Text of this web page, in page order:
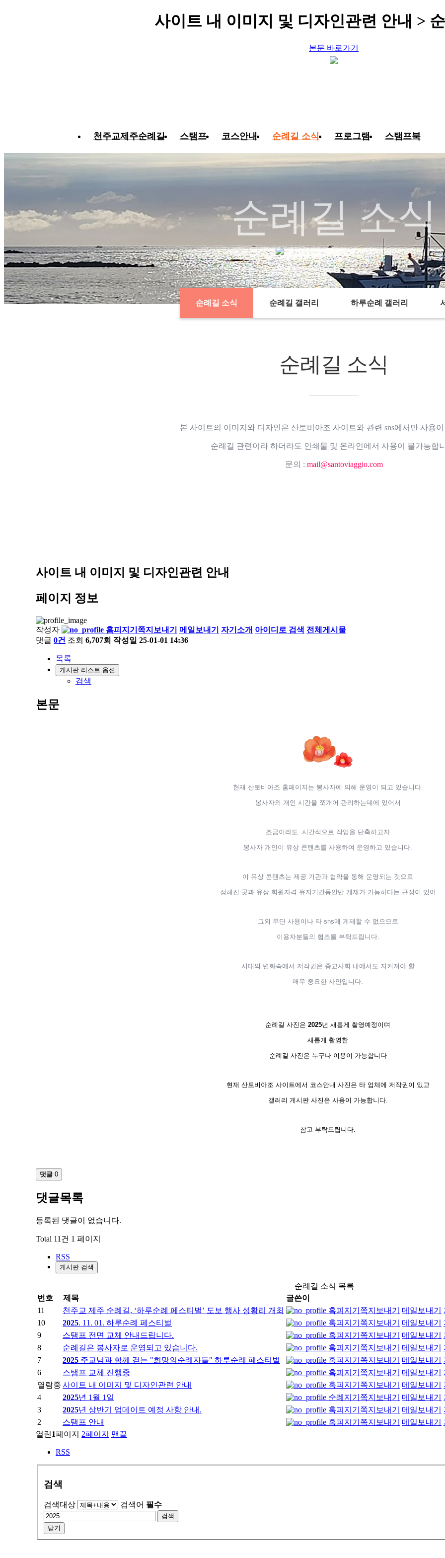
사이트 내 이미지 및 디자인관련 안내 >
본문 바로가기
천주교제주순례길 스탬프 코스안내 순례길 소식 프로그램 스탬프북
순례길 소식
chevron_right 순례길 소식 chevron_right 순례길 소식
순례길 소식 순례길 갤러리 하루순례 갤러리
순례길 소식
본 사이트의 이미지와 디자인은 산토비아조 사이트와 관련 sns에서만 사용
순례길 관련이라 하더라도 인쇄물 및 온라인에서 사용이 불가능합
문의 : mail@santoviaggio.com
사이트 내 이미지 및 디자인관련 안내
페이지 정보
작성자 홈피지기 쪽지보내기 메일보내기 자기소개 아이디로 검색 전체게시물
댓글 0건 조회 6,707회 작성일 25-01-01 14:36
목록
게시판 리스트 옵션
검색
본문
현재 산토비아조 홈페이지는 봉사자에 의해 운영이 되고 있습니다.
봉사자의 개인 시간을 쪼개어 관리하는데에 있어서
조금이라도 시간적으로 작업을 단축하고자
봉사자 개인이 유상 콘텐츠를 사용하여 운영하고 있습니다.
이 유상 콘텐츠는 제공 기관과 협약을 통해 운영되는 것으로
정해진 곳과 유상 회원자격 유지기간동안만 게재가 가능하다는 규정이 있어
그외 무단 사용이나 타 sns에 게재할 수 없으므로
이용자분들의 협조를 부탁드립니다.
시대의 변화속에서 저작권은 종교사회 내에서도 지켜져야 할
매우 중요한 사안입니다.
순례길 사진은 2025년 새롭게 촬영예정이며
새롭게 촬영한
순례길 사진은 누구나 이용이 가능합니다
현재 산토비아조 사이트에서 코스안내 사진은 타 업체에 저작권이 있고
갤러리 게시판 사진은 사용이 가능합니다.
참고 부탁드립니다.
댓글 0
댓글목록
등록된 댓글이 없습니다.
Total 11건 1 페이지
RSS
게시판 검색
순례길 소식 목록
번호
제목
글쓴이
11
천주교 제주 순례길, ‘하루순례 페스티벌’ 도보 행사 성황리 개최 홈피지기 쪽지보내기 메일보내기
10
2025. 11. 01. 하루순례 페스티벌 홈피지기 쪽지보내기 메일보내기
9
스탬프 전면 교체 안내드립니다. 홈피지기 쪽지보내기 메일보내기
8
순례길은 봉사자로 운영되고 있습니다. 홈피지기 쪽지보내기 메일보내기
7
2025 주교님과 함께 걷는 "희망의순례자들" 하루순례 페스티벌 홈피지기 쪽지보내기 메일보내기
6
스탬프 교체 진행중 홈피지기 쪽지보내기 메일보내기
열람중 사이트 내 이미지 및 디자인관련 안내 홈피지기 쪽지보내기 메일보내기
4
2025년 1월 1일 순례지기 쪽지보내기 메일보내기
3
2025년 상반기 업데이트 예정 사항 안내. 홈피지기 쪽지보내기 메일보내기
2
스탬프 안내 홈피지기 쪽지보내기 메일보내기
열린1페이지 2페이지 맨끝
RSS
검색
검색대상 검색어 필수
검색
닫기